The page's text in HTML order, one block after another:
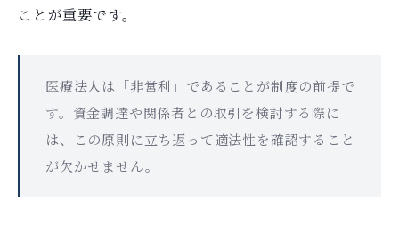
ことが重要です。
医療法人は「非営利」であることが制度の前提で
す。資金調達や関係者との取引を検討する際に
は、この原則に立ち返って適法性を確認すること
が欠かせません。